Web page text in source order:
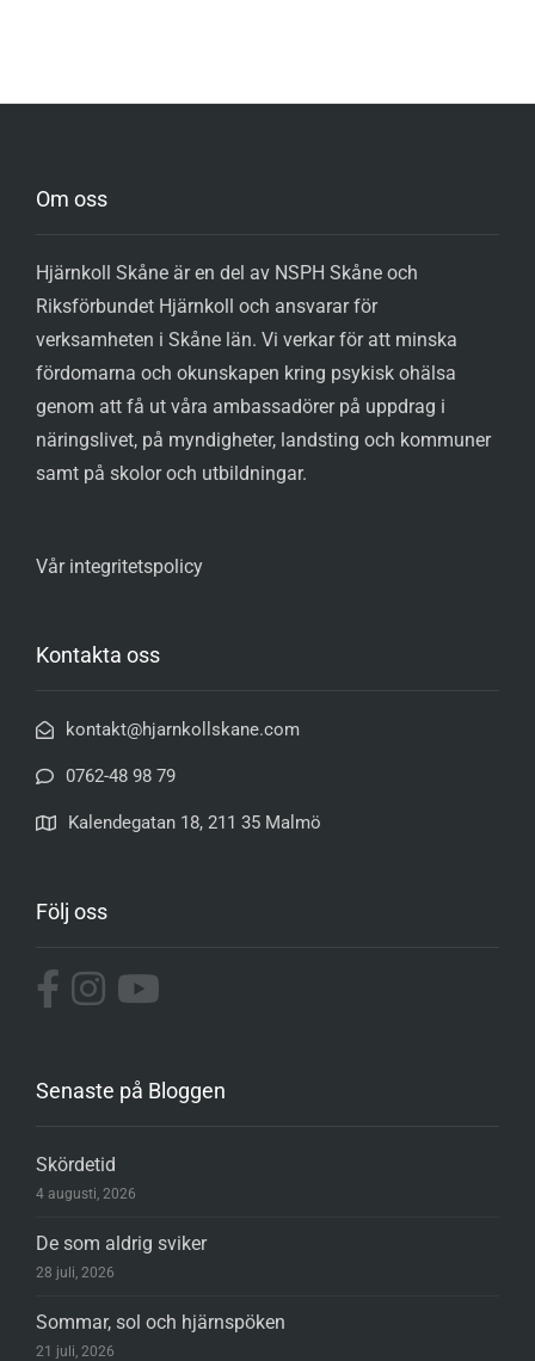
Om oss
Hjärnkoll Skåne är en del av NSPH Skåne och
Riksförbundet Hjärnkoll och ansvarar för
verksamheten i Skåne län. Vi verkar för att minska
fördomarna och okunskapen kring psykisk ohälsa
genom att få ut våra ambassadörer på uppdrag i
näringslivet, på myndigheter, landsting och kommuner
samt på skolor och utbildningar.
Vår integritetspolicy
Kontakta oss
kontakt@hjarnkollskane.com
0762-48 98 79
Kalendegatan 18, 211 35 Malmö
Följ oss
Senaste på Bloggen
Skördetid
4 augusti, 2026
De som aldrig sviker
28 juli, 2026
Sommar, sol och hjärnspöken
21 juli, 2026